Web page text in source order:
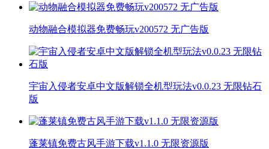
动物融合模拟器免费畅玩v200572 无广告版
宇宙入侵者安卓中文版解锁全机型玩法v0.0.23 无限钻石
版
蓬莱镇免费古风手游下载v1.1.0 无限资源版